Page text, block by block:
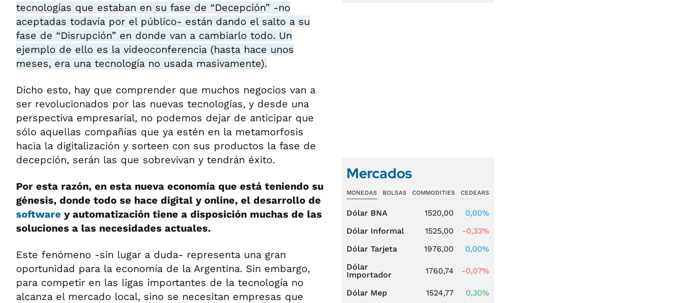
tecnologías que estaban en su fase de “Decepción” -no
aceptadas todavía por el público- están dando el salto a su
fase de “Disrupción” en donde van a cambiarlo todo. Un
ejemplo de ello es la videoconferencia (hasta hace unos
meses, era una tecnología no usada masivamente).
Dicho esto, hay que comprender que muchos negocios van a
ser revolucionados por las nuevas tecnologías, y desde una
perspectiva empresarial, no podemos dejar de anticipar que
sólo aquellas compañías que ya estén en la metamorfosis
hacia la digitalización y sorteen con sus productos la fase de
decepción, serán las que sobrevivan y tendrán éxito.
Por esta razón, en esta nueva economía que está teniendo su
génesis, donde todo se hace digital y online, el desarrollo de
software y automatización tiene a disposición muchas de las
soluciones a las necesidades actuales.
Este fenómeno -sin lugar a duda- representa una gran
oportunidad para la economía de la Argentina. Sin embargo,
para competir en las ligas importantes de la tecnología no
alcanza el mercado local, sino se necesitan empresas que
Mercados
MONEDAS BOLSAS COMMODITIES CEDEARS
Dólar BNA 1520,00
0,00%
Dólar Informal
1525,00
-0,33%
Dólar Tarjeta
1976,00
0,00%
Dólar
Importador
1760,74 -0,07%
Dólar Mep 1524,77
0,30%